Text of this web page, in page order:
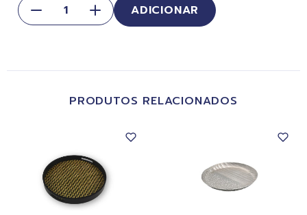
ADICIONAR
PRODUTOS RELACIONADOS